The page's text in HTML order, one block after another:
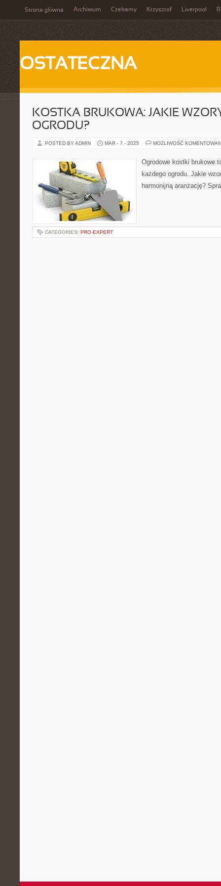
Strona główna Archiwum Czekamy Krzysztof Liverpool
OSTATECZNA
KOSTKA BRUKOWA: JAKIE
OGRODU?
POSTED BY ADMIN MAR - 7 - 2025 MOŻLIWOŚĆ
Ogrodowe kostki brukowe
każdego ogrodu. Jakie
harmonijną aranżację?
CATEGORIES: PRO-EXPERT